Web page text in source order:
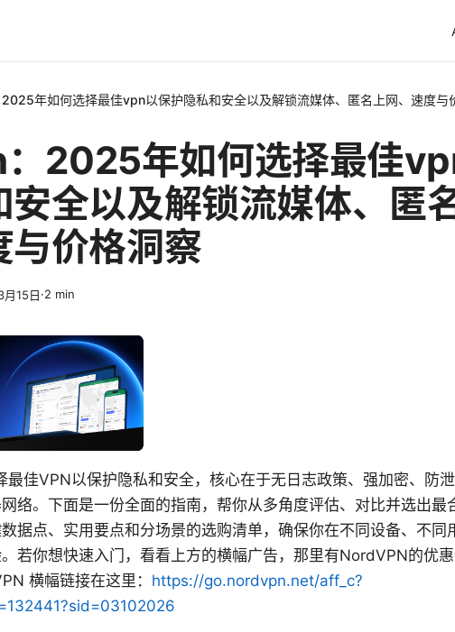
年如何选择最佳vpn以保护隐私和安全以及解锁流媒体、匿名上网、速度与
2025年如何选择最佳
安全以及解锁流媒体、匿
与价格洞察
15日·2 min
最佳VPN以保护隐私和安全，核心在于无日志政策、强加密、防
络。下面是一份全面的指南，帮你从多角度评估、对比并选出最
据点、实用要点和分场景的选购清单，确保你在不同设备、不同
若你想快速入门，看看上方的横幅广告，那里有NordVPN的优
横幅链接在这里： https://go.nordvpn.net/aff_c?